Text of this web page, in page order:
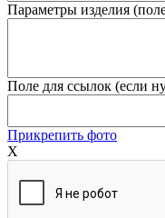
Параметры изделия
Поле для ссылок (если
Прикрепить фото
X